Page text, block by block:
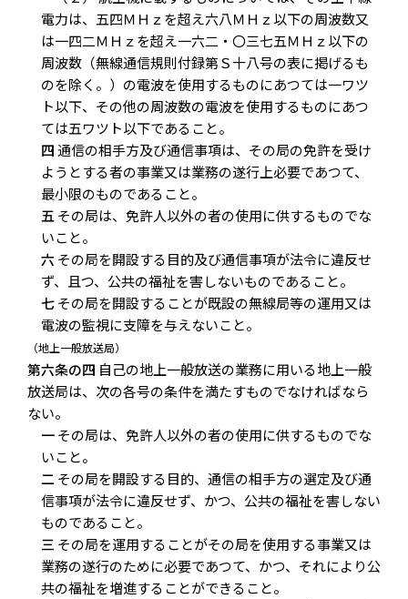
電力は、五四ＭＨｚを超え六八ＭＨｚ以下の周波数又
は一四二ＭＨｚを超え一六二・〇三七五ＭＨｚ以下の
周波数（無線通信規則付録第Ｓ十八号の表に掲げるも
のを除く。）の電波を使用するものにあつては一ワツ
ト以下、その他の周波数の電波を使用するものにあつ
ては五ワツト以下であること。
四通信の相手方及び通信事項は、その局の免許を受け
ようとする者の事業又は業務の遂行上必要であつて、
最小限のものであること。
五 その局は、免許人以外の者の使用に供するものでな
いこと。
六 その局を開設する目的及び通信事項が法令に違反せ
ず、且つ、公共の福祉を害しないものであること。
七その局を開設することが既設の無線局等の運用又は
電波の監視に支障を与えないこと。
（地上一般放送局）
第六条の四 自己の地上一般放送の業務に用いる地上一般
放送局は、次の各号の条件を満たすものでなければなら
ない。
一その局は、免許人以外の者の使用に供するものでな
いこと。
二その局を開設する目的、通信の相手方の選定及び通
信事項が法令に違反せず、かつ、公共の福祉を害しない
ものであること。
三 その局を運用することがその局を使用する事業又は
業務の遂行のために必要であつて、かつ、それにより公
共の福祉を増進することができること。